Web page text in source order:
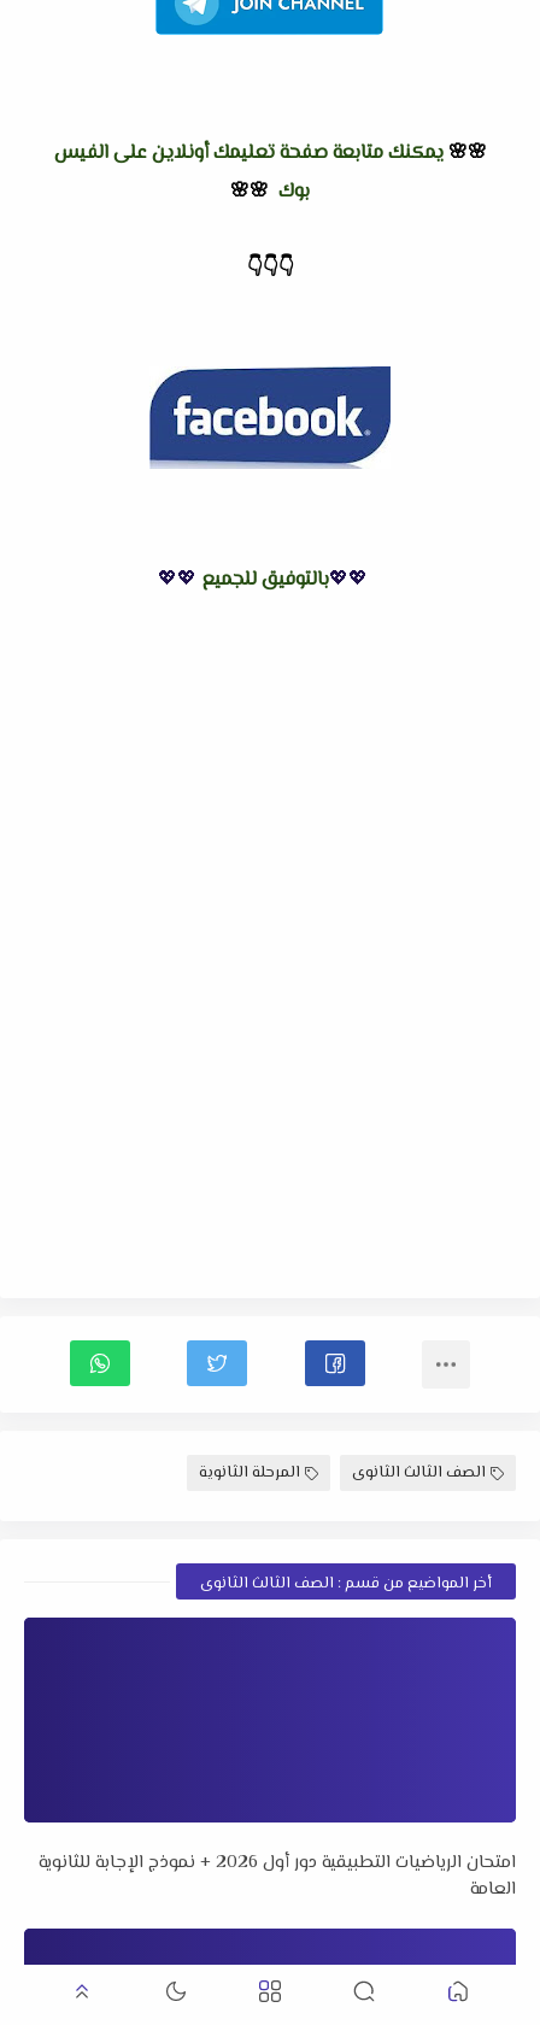
🌸🌸 يمكنك متابعة صفحة تعليمك أونلاين على الفيس
بوك 🌸🌸
👇
👇
👇
💖💖بالتوفيق للجميع 💖💖
الصف الثالث الثانوى المرحلة الثانوية
أخر المواضيع من قسم : الصف الثالث الثانوى
امتحان الرياضيات التطبيقية دور أول 2026 + نموذج الإجابة للثانوية
العامة